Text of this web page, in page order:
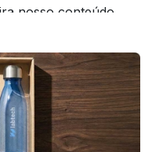
nosso conteúdo